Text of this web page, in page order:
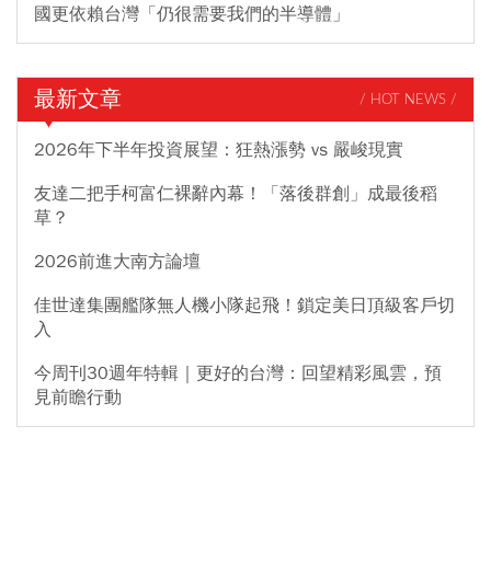
國更依賴台灣「仍很需要我們的半導體」
最新文章 / HOT NEWS /
2026年下半年投資展望：狂熱漲勢 vs 嚴峻現實
友達二把手柯富仁裸辭內幕！「落後群創」成最後稻
草？
2026前進大南方論壇
佳世達集團艦隊無人機小隊起飛！鎖定美日頂級客戶切
入
今周刊30週年特輯｜更好的台灣：回望精彩風雲，預
見前瞻行動